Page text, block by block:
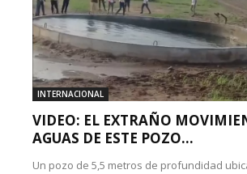
INTERNACIONAL
VIDEO: EL EXTRAÑO
AGUAS DE ESTE POZO...
Un pozo de 5,5 metros de profundidad